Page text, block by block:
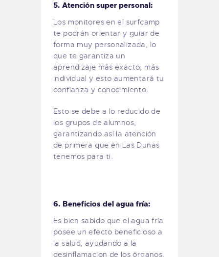
5. Atención super personal:
Los monitores en el surfcamp
te podrán orientar y guiar de
forma muy personalizada, lo
que te garantiza un
aprendizaje más exacto, más
individual y esto aumentará tu
confianza y conocimiento.
Esto se debe a lo reducido de
los grupos de alumnos,
garantizando así la atención
de primera que en Las Dunas
tenemos para ti.
6. Beneficios del agua fría:
Es bien sabido que el agua fría
posee un efecto beneficioso a
la salud, ayudando a la
desinflamacion de los órganos,